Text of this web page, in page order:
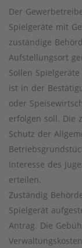
Der
Spielgeräte mit
zuständige
Aufstellungsort
Sollen
ist in der
oder
erfolgen soll. Die
Schutz der
Interesse des
erteilen.
Zuständig
Spielgerät
Antrag. Die